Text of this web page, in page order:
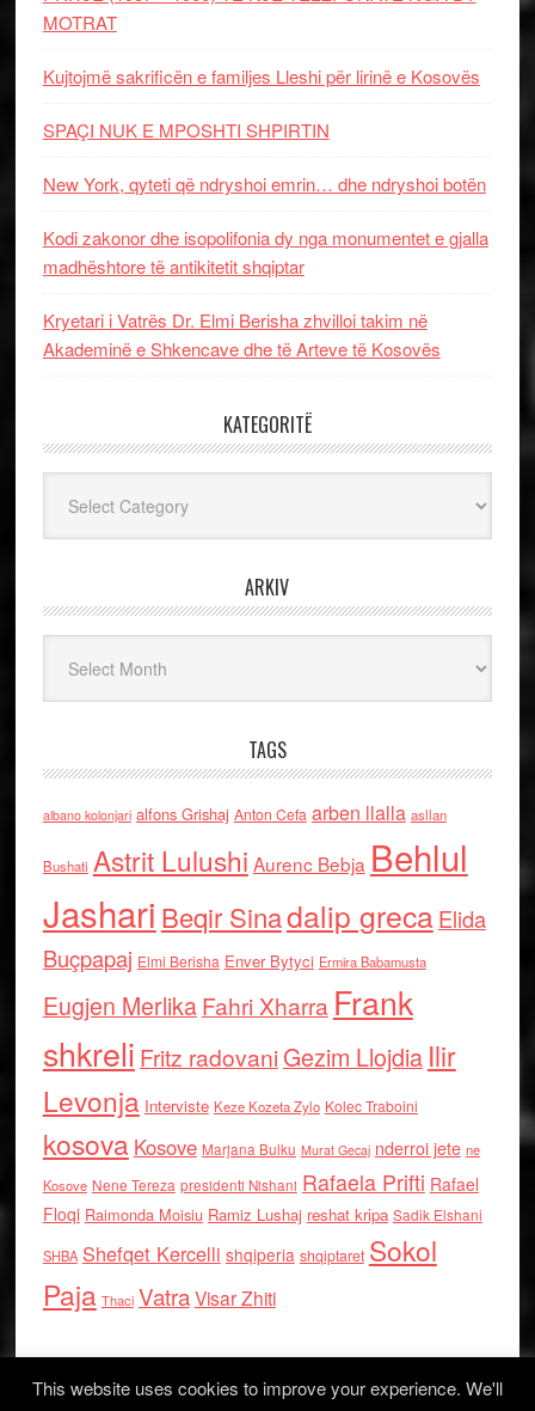
MOTRAT
Kujtojmë sakrificën e familjes Lleshi për lirinë e Kosovës
SPAÇI NUK E MPOSHTI SHPIRTIN
New York, qyteti që ndryshoi emrin… dhe ndryshoi botën
Kodi zakonor dhe isopolifonia dy nga monumentet e gjalla
madhështore të antikitetit shqiptar
Kryetari i Vatrës Dr. Elmi Berisha zhvilloi takim në
Akademinë e Shkencave dhe të Arteve të Kosovës
KATEGORITË
ARKIV
TAGS
albano kolonjari alfons Grishaj Anton Cefa arben llalla asllan
Bushati Astrit Lulushi Aurenc Bebja Behlul
Jashari Beqir Sinadalip grecaElida
Buçpapaj Elmi Berisha Enver Bytyci Ermira Babamusta
Eugjen MerlikaFahri Xharra Frank
shkreli Fritz radovaniGezim Llojdia Ilir
Levonja Interviste Keze Kozeta Zylo Kolec Traboini
kosova Kosove Marjana Bulku Murat Gecaj nderroi jete ne
Kosove Nene Tereza presidenti Nishani Rafaela Prifti Rafael
Floqi Raimonda Moisiu Ramiz Lushaj reshat kripa Sadik Elshani
SHBA Shefqet Kercelli shqiperia shqiptaret Sokol
Paja Thaci VatraVisar Zhiti
This website uses cookies to improve your experience. We'll